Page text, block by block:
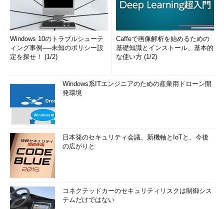
Windows 10のトラブルシューテ
ィング事例──未知のポリシー設
定を探せ！ (1/2)
Caffeで画像解析を始めるための
基礎知識とインストール、基本的
な使い方 (1/2)
Windows系ITエンジニアのための産業用ドローン開
発環境
日本発のセキュリティ会議、新機軸とIoTと、今後
の広がりと
コネクテッドカーのセキュリティリスクは制御シス
テムだけではない